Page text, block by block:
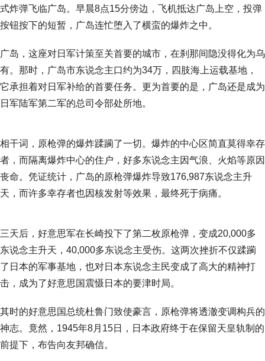
式炸弹飞临广岛。早晨8点15分傍边，飞机抵达广岛上空，投弹
按钮按下的短暂，广岛连忙堕入了横蛮的爆炸之中。
广岛，这座对日军计策至关首要的城市，在刹那间隐没得化为乌
有。那时，广岛市东说念主口约为34万，四肢海上运载基地，
它承担着对日军补给的首要任务。更为首要的是，广岛还是成为
日军陆军第二军的总司令部处所地。
相干词，原枪弹的爆炸蹂躏了一切。爆炸的中心区简直莫得幸存
者，而隔离爆炸中心的住户，好多东说念主因气浪、火焰等原因
丧命。凭证统计，广岛的原枪弹爆炸导致176,987东说念主升
天，而许多幸存者也因核发射等效果，最终死于病痛。
三天后，好意思军在长崎投下了第二枚原枪弹，变成20,000多
东说念主升天，40,000多东说念主受伤。这两次挫折不仅蹂躏
了日本的军事基地，也对日本东说念主民变成了高大的精神打
击，成为了好意思国震慑日本的要津时局。
其时的好意思国总统杜鲁门致使豪言，原枪弹将透澈变调构兵的
神志。竟然，1945年8月15日，日本政府终于在保留天皇轨制的
前提下，布告向友邦确信。